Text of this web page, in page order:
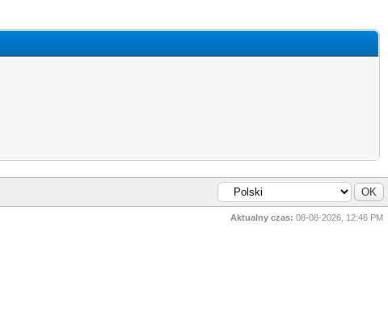
Aktualny czas: 08-08-2026, 12:46 PM